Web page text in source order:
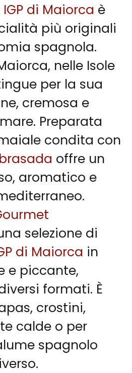
di Maiorca è
più originali
spagnola.
nelle Isole
per la sua
cremosa e
Preparata
condita con
offre un
aromatico e
selezione di
di Maiorca in
e piccante,
formati. È
crostini,
calde o per
spagnolo